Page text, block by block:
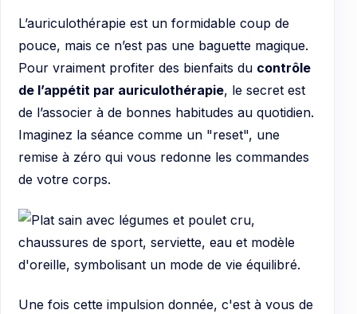
L’auriculothérapie est un formidable coup de
pouce, mais ce n’est pas une baguette magique.
Pour vraiment profiter des bienfaits du contrôle
de l’appétit par auriculothérapie, le secret est
de l’associer à de bonnes habitudes au quotidien.
Imaginez la séance comme un "reset", une
remise à zéro qui vous redonne les commandes
de votre corps.
Une fois cette impulsion donnée, c'est à vous de